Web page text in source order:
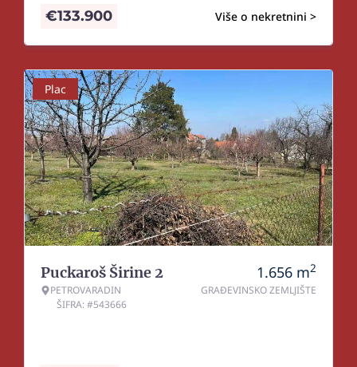
Više o nekretnini >
€133.900
Plac
Puckaroš Širine 2
PETROVARADIN
ŠIFRA: #543666
1.656 m2
GRAĐEVINSKO ZEMLJIŠTE